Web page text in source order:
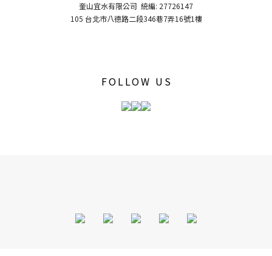
奎山宜水有限公司 統編: 27726147
105 台北市八德路二段346巷7弄16號1樓
FOLLOW US